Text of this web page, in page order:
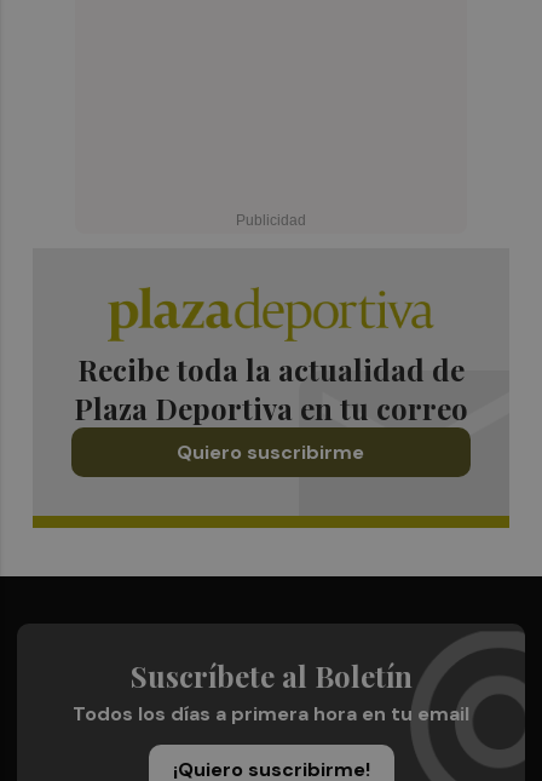
Recibe toda la actualidad de
Plaza Deportiva en tu correo
Quiero suscribirme
Suscríbete al Boletín
Todos los días a primera hora en tu email
¡Quiero suscribirme!